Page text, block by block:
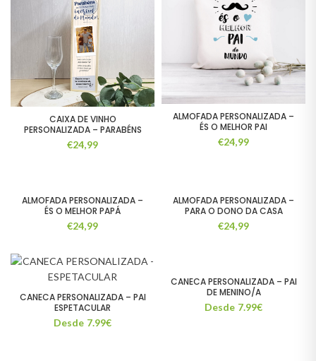
CAIXA DE VINHO
PERSONALIZADA – PARABÉNS
€24,99
ALMOFADA PERSONALIZADA –
ÉS O MELHOR PAI
€24,99
ALMOFADA PERSONALIZADA –
ÉS O MELHOR PAPÁ
€24,99
ALMOFADA PERSONALIZADA –
PARA O DONO DA CASA
€24,99
CANECA PERSONALIZADA – PAI
ESPETACULAR
Desde 7.99€
CANECA PERSONALIZADA – PAI
DE MENINO/A
Desde 7.99€